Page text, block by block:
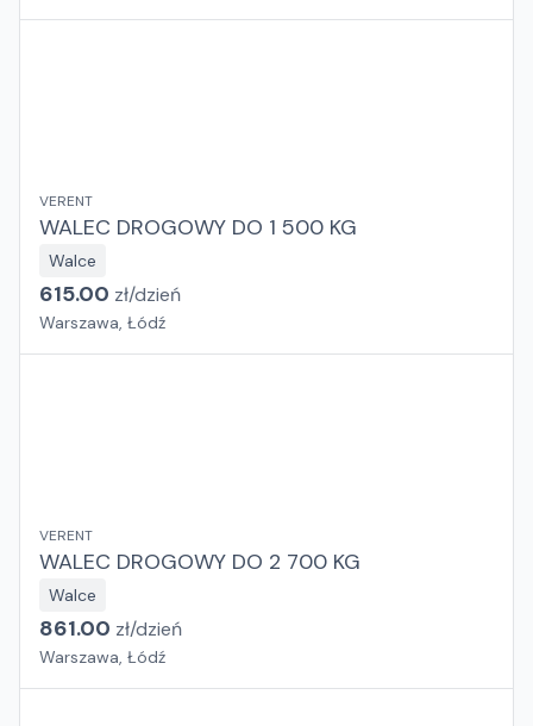
VERENT
WALEC DROGOWY DO 1 500 KG
Walce
615.00 zł/dzień
Warszawa, Łódź
VERENT
WALEC DROGOWY DO 2 700 KG
Walce
861.00 zł/dzień
Warszawa, Łódź